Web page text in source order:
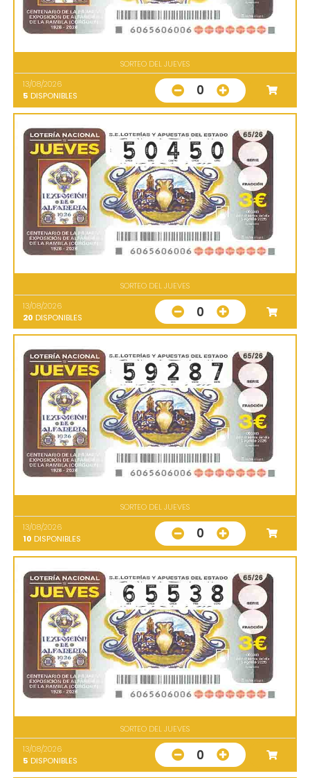
SORTEO DEL JUEVES
13/08/2026
5 DISPONIBLES 0
SORTEO DEL JUEVES
13/08/2026
20 DISPONIBLES 0
SORTEO DEL JUEVES
13/08/2026
10 DISPONIBLES 0
SORTEO DEL JUEVES
13/08/2026
5 DISPONIBLES 0